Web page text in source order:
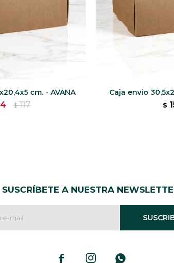
cm. - AVANA
$ 117
Caja envio
$
SUSCRÍBETE A NUESTRA
  